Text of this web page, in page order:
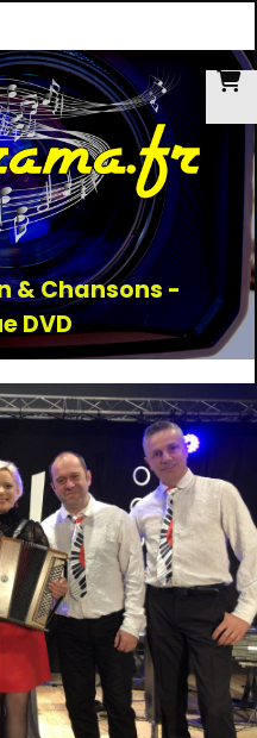
& Chansons -
DVD